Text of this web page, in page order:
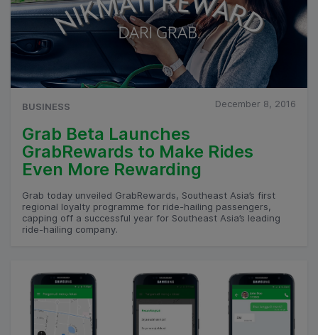
BUSINESS December 8, 2016
Grab Beta Launches
GrabRewards to Make Rides
Even More Rewarding
Grab today unveiled GrabRewards, Southeast Asia’s first
regional loyalty programme for ride-hailing passengers,
capping off a successful year for Southeast Asia’s leading
ride-hailing company.